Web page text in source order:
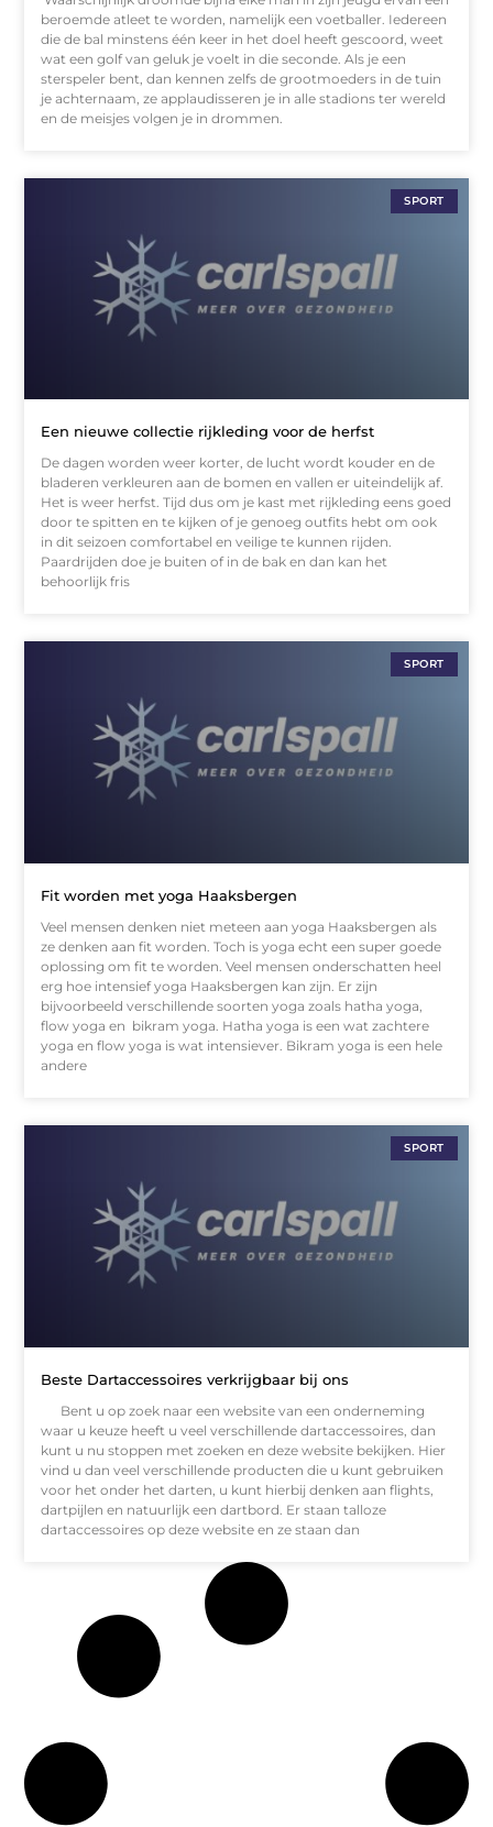
beroemde atleet te worden, namelijk een voetballer. Iedereen
die de bal minstens één keer in het doel heeft gescoord, weet
wat een golf van geluk je voelt in die seconde. Als je een
sterspeler bent, dan kennen zelfs de grootmoeders in de tuin
je achternaam, ze applaudisseren je in alle stadions ter wereld
en de meisjes volgen je in drommen.
SPORT
Een nieuwe collectie rijkleding voor de herfst
De dagen worden weer korter, de lucht wordt kouder en de
bladeren verkleuren aan de bomen en vallen er uiteindelijk af.
Het is weer herfst. Tijd dus om je kast met rijkleding eens goed
door te spitten en te kijken of je genoeg outfits hebt om ook
in dit seizoen comfortabel en veilige te kunnen rijden.
Paardrijden doe je buiten of in de bak en dan kan het
behoorlijk fris
SPORT
Fit worden met yoga Haaksbergen
Veel mensen denken niet meteen aan yoga Haaksbergen als
ze denken aan fit worden. Toch is yoga echt een super goede
oplossing om fit te worden. Veel mensen onderschatten heel
erg hoe intensief yoga Haaksbergen kan zijn. Er zijn
bijvoorbeeld verschillende soorten yoga zoals hatha yoga,
flow yoga en bikram yoga. Hatha yoga is een wat zachtere
yoga en flow yoga is wat intensiever. Bikram yoga is een hele
andere
SPORT
Beste Dartaccessoires verkrijgbaar bij ons
Bent u op zoek naar een website van een onderneming
waar u keuze heeft u veel verschillende dartaccessoires, dan
kunt u nu stoppen met zoeken en deze website bekijken. Hier
vind u dan veel verschillende producten die u kunt gebruiken
voor het onder het darten, u kunt hierbij denken aan flights,
dartpijlen en natuurlijk een dartbord. Er staan talloze
dartaccessoires op deze website en ze staan dan